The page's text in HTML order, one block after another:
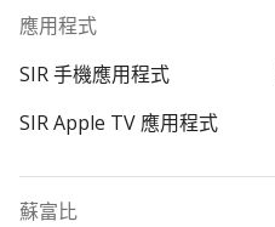
應用程式
SIR 手機應用程式
SIR Apple TV 應用程式
蘇富比